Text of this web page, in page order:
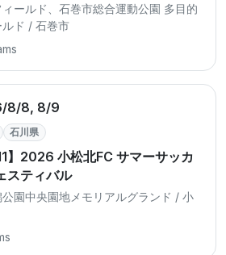
ィールド、石巻市総合運動公園 多目的
ルド / 石巻市
8/8, 8/9
石川県
】2026 小松北FC サマーサッカ
スティバル
公園中央園地メモリアルグランド / 小